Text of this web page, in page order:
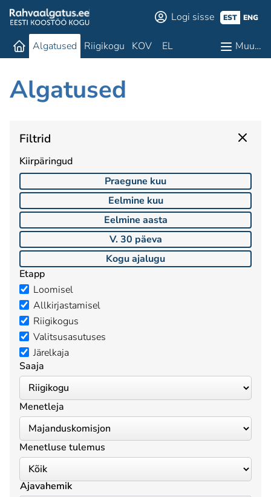
Logi sisse EST ENG
Algatused Riigikogu KOV EL Muu…
Algatused
Filtrid
Kiirpäringud
Praegune kuu
Eelmine kuu
Eelmine aasta
V. 30 päeva
Kogu ajalugu
Etapp
Loomisel
Allkirjastamisel
Riigikogus
Valitsusasutuses
Järelkaja
Saaja
Menetleja
Menetluse tulemus
Ajavahemik